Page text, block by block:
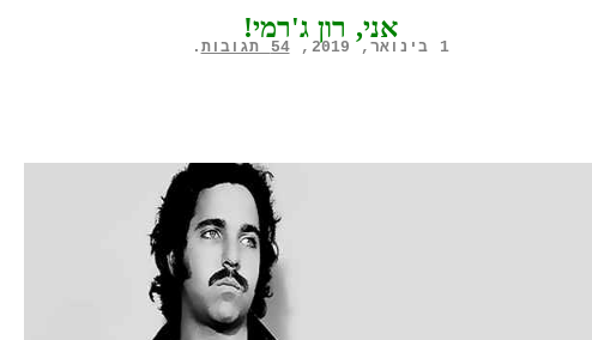
אני, רון ג'רמי!
1 בינואר, 2019, 54 תגובות .